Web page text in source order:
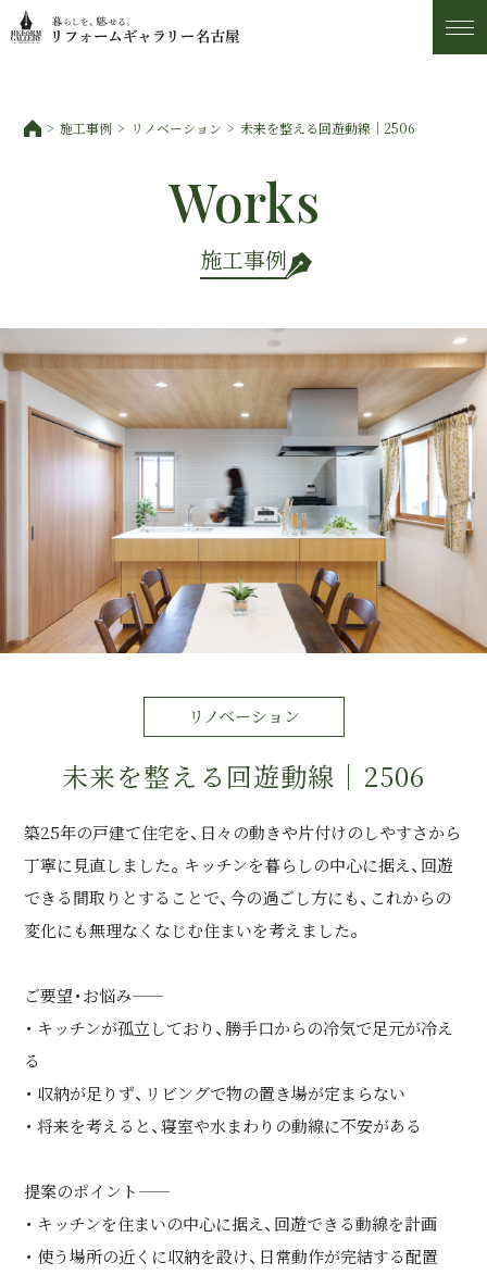
アフター・保証サービス
ショールーム・アクセス
スタッフ紹介
運営会社情報
来店予約
施工事例 リノベーション 未来を整える回遊動線｜2506
施工事例
Works
リノベーション
未来を整える回遊動線｜2506
築25年の戸建て住宅を、日々の動きや片付けのしやすさから
丁寧に見直しました。キッチンを暮らしの中心に据え、回遊
できる間取りとすることで、今の過ごし方にも、これからの
変化にも無理なくなじむ住まいを考えました。
ご要望・お悩み――
・ キッチンが孤立しており、勝手口からの冷気で足元が冷え
る
・ 収納が足りず、リビングで物の置き場が定まらない
・ 将来を考えると、寝室や水まわりの動線に不安がある
提案のポイント――
・ キッチンを住まいの中心に据え、回遊できる動線を計画
・ 使う場所の近くに収納を設け、日常動作が完結する配置